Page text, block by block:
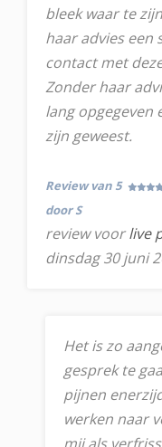
bleek waar te
haar advies een
contact met
Zonder haar
lang opgegeven
zijn geweest.
Review van 5
door S
review voorlive
dinsdag 30 juni
Het is zo
gesprek te
pijnen
werken naar